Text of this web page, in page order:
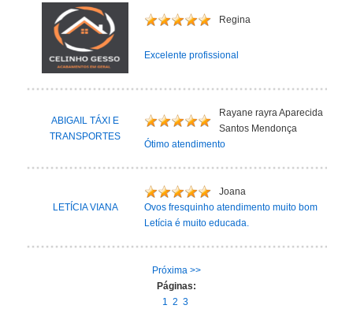
Regina
Excelente profissional
ABIGAIL TÁXI E
TRANSPORTES
Rayane rayra Aparecida
Santos Mendonça
Ótimo atendimento
LETÍCIA VIANA
Joana
Ovos fresquinho atendimento muito bom
Letícia é muito educada.
Próxima >>
Páginas:
1 2 3